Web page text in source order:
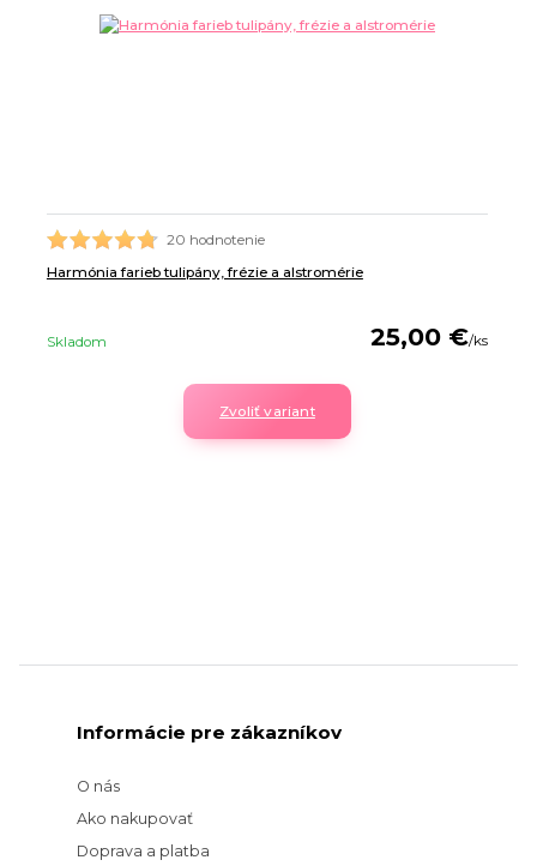
20 hodnotenie
Harmónia farieb tulipány, frézie a alstromérie
25,00 €/ks
Skladom
Zvoliť variant
Informácie pre zákazníkov
O nás
Ako nakupovať
Doprava a platba